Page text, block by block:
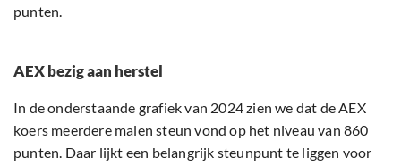
punten.
AEX bezig aan herstel
In de onderstaande grafiek van 2024 zien we dat de AEX
koers meerdere malen steun vond op het niveau van 860
punten. Daar lijkt een belangrijk steunpunt te liggen voor